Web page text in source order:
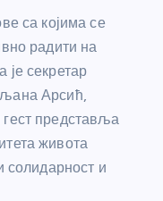
са којима се
радити на
је секретар
Арсић,
представља
живота
солидарност и